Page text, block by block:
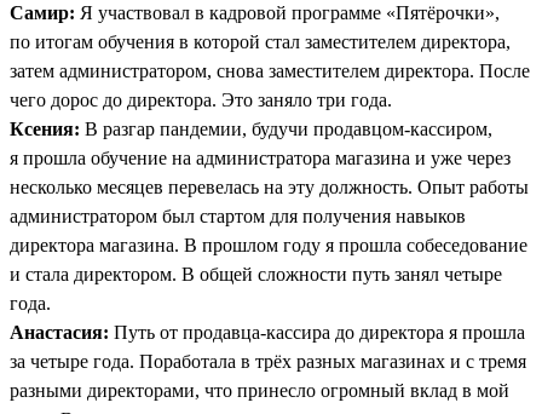
Самир: Я участвовал в кадровой программе «Пятёрочки»,
по итогам обучения в которой стал заместителем директора,
затем администратором, снова заместителем директора. После
чего дорос до директора. Это заняло три года.
Ксения: В разгар пандемии, будучи продавцом-кассиром,
я прошла обучение на администратора магазина и уже через
несколько месяцев перевелась на эту должность. Опыт работы
администратором был стартом для получения навыков
директора магазина. В прошлом году я прошла собеседование
и стала директором. В общей сложности путь занял четыре
года.
Анастасия: Путь от продавца-кассира до директора я прошла
за четыре года. Поработала в трёх разных магазинах и с тремя
разными директорами, что принесло огромный вклад в мой